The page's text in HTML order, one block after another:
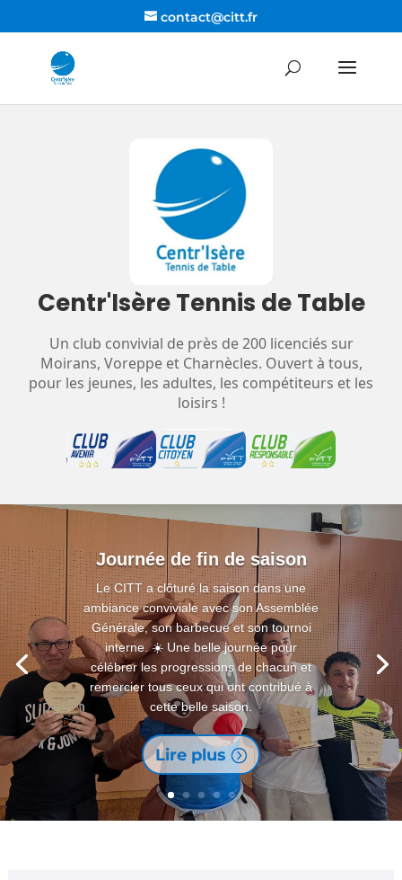
contact@citt.fr
Centr'Isère Tennis de Table
Un club convivial de près de 200 licenciés sur
Moirans, Voreppe et Charnècles. Ouvert à tous,
pour les jeunes, les adultes, les compétiteurs et les
loisirs !
Journée de fin de saison
Le CITT a clôturé la saison dans une
ambiance conviviale avec son Assemblée
Générale, son barbecue et son tournoi
interne. ☀️ Une belle journée pour
célébrer les progressions de chacun et
remercier tous ceux qui ont contribué à
cette belle saison.
Lire plus